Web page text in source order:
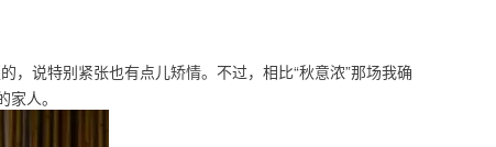
，说特别紧张也有点儿矫情。不过，相比“秋意浓”那场我确
人。